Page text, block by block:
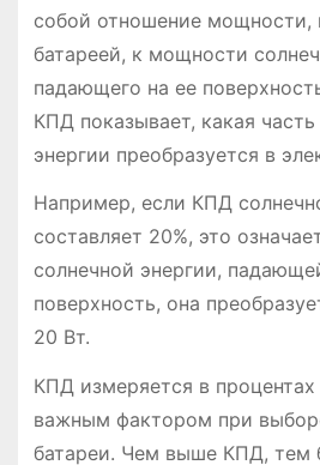
собой отношение мощности,
батареей, к мощности
падающего на ее
КПД показывает, какая
энергии преобразуется в
Например, если КПД
составляет 20%, это
солнечной энергии,
поверхность, она
20 Вт.
КПД измеряется в процентах
важным фактором при
батареи. Чем выше КПД, тем